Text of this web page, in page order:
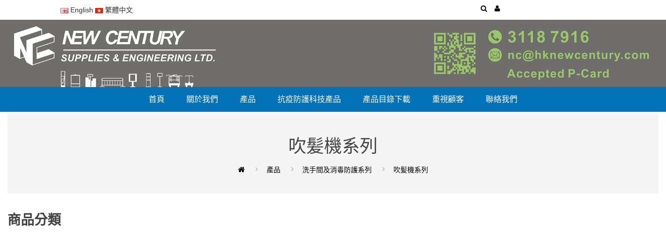
English 繁體中文
首頁 關於我們 產品 抗疫防護科技產品 產品目錄下載 重視顧客 聯絡我們
吹髪機系列
產品 洗手間及消毒防護系列 吹髪機系列
商品分類